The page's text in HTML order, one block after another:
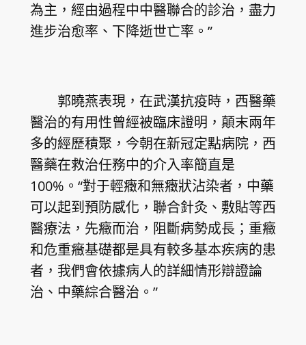
為主，經由過程中中醫聯合的診治，盡力
進步治愈率、下降逝世亡率。”
郭曉燕表現，在武漢抗疫時，西醫藥
醫治的有用性曾經被臨床證明，顛末兩年
多的經歷積聚，今朝在新冠定點病院，西
醫藥在救治任務中的介入率簡直是
100%。“對于輕癥和無癥狀沾染者，中藥
可以起到預防感化，聯合針灸、敷貼等西
醫療法，先癥而治，阻斷病勢成長；重癥
和危重癥基礎都是具有較多基本疾病的患
者，我們會依據病人的詳細情形辯證論
治、中藥綜合醫治。”